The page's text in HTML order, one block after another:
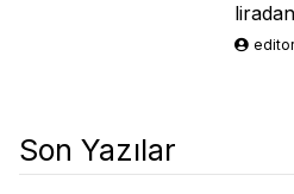
Son Yazılar